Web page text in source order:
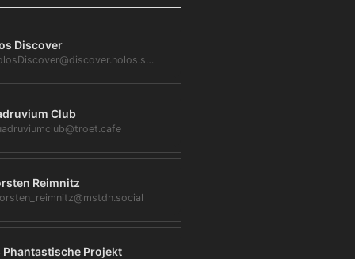
Discover
@HolosDiscover@discover.holos.social
Club
Reimnitz
Phantastische Projekt